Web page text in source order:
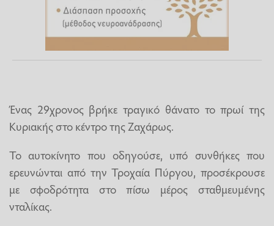
Ένας 29χρονος βρήκε τραγικό θάνατο το πρωί της
Κυριακής στο κέντρο της Ζαχάρως.
Το αυτοκίνητο που οδηγούσε, υπό συνθήκες που
ερευνώνται από την Τροχαία Πύργου, προσέκρουσε
με σφοδρότητα στο πίσω μέρος σταθμευμένης
νταλίκας.